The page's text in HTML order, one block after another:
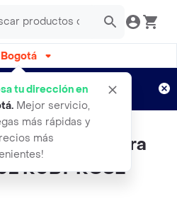
Bogotá
tu dirección en
. Mejor servicio,
más rápidas y
más
por semanas
Aplican TyC
Para
RUBY ROSE